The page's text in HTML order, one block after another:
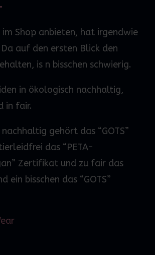
Shop anbieten, hat irgendwie
auf den ersten Blick den
is n bisschen schwierig.
in ökologisch nachhaltig,
in fair.
gehört das “GOTS”
das “PETA-
Zertifikat und zu fair das
ein bisschen das “GOTS”